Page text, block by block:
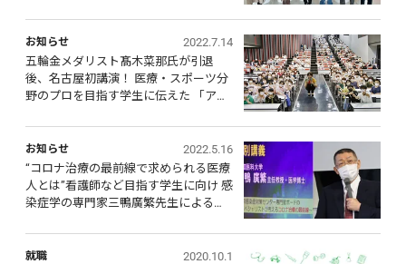
お知らせ
2022.7.14
五輪金メダリスト髙木菜那氏が引退
後、名古屋初講演！ 医療・スポーツ分
野のプロを目指す学生に伝えた 「アス
ほしいこと」
お知らせ
2022.5.16
“コロナ治療の最前線で求められる医療
人とは”看護師など目指す学生に向け 感
染症学の専門家三鴨廣繁先生による特
就職
2020.10.1